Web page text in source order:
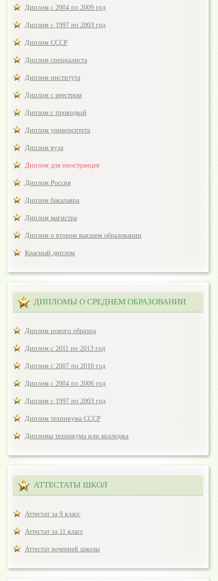
Диплом с 2004 по 2009 год
Диплом с 1997 по 2003 год
Диплом СССР
Диплом специалиста
Диплом института
Диплом с реестром
Диплом с проводкой
Диплом университета
Диплом вуза
Диплом для иностранцев
Диплом Россия
Диплом бакалавра
Диплом магистра
Диплом о втором высшем образовании
Красный диплом
ДИПЛОМЫ О СРЕДНЕМ ОБРАЗОВАНИИ
Диплом нового образца
Диплом с 2011 по 2013 год
Диплом с 2007 по 2010 год
Диплом с 2004 по 2006 год
Диплом с 1997 по 2003 год
Диплом техникума СССР
Дипломы техникума или колледжа
АТТЕСТАТЫ ШКОЛ
Аттестат за 9 класс
Аттестат за 11 класс
Аттестат вечерней школы